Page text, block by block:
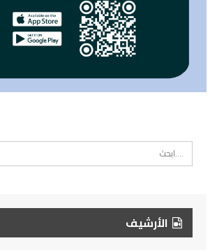
الأرشيف